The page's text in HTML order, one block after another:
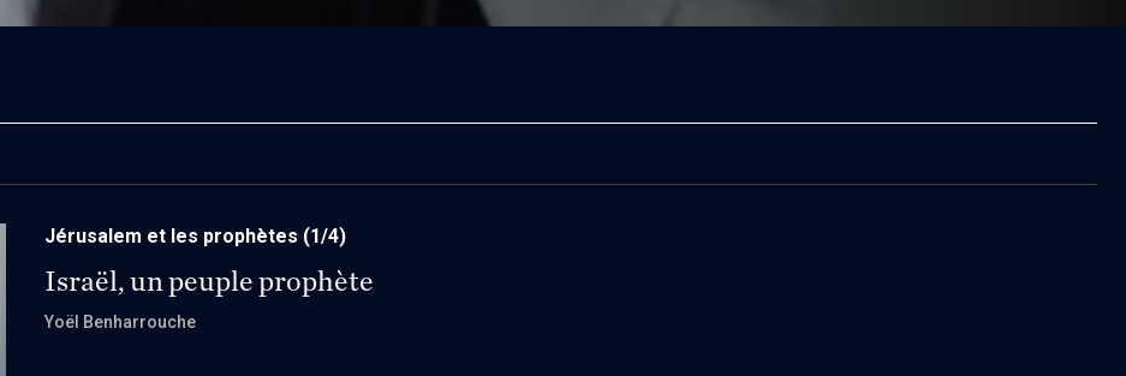
Jérusalem et les prophètes (1/4)
Israël, un peuple prophète
Yoël Benharrouche